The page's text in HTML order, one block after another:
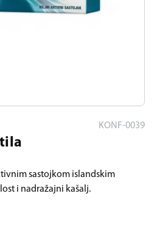
KONF-0039
sastojkom islandskim
i nadražajni kašalj.